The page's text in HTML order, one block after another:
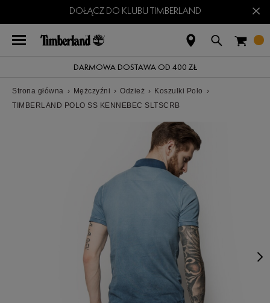
DOŁĄCZ DO KLUBU TIMBERLAND ×
DARMOWA DOSTAWA OD 400 ZŁ
Strona główna › Mężczyźni › Odzież › Koszulki Polo ›
TIMBERLAND POLO SS KENNEBEC SLTSCRB